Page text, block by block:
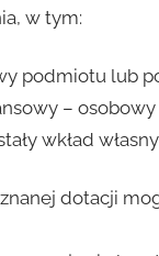
w tym:
podmiotu lub
–
wkład
dotacji